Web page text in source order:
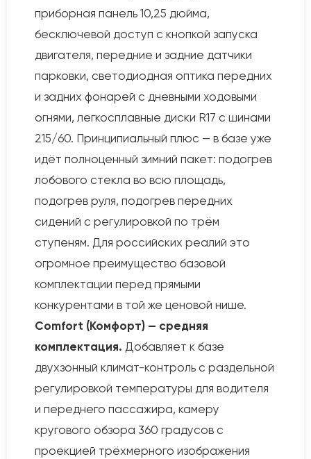
приборная панель 10,25 дюйма,
бесключевой доступ с кнопкой запуска
двигателя, передние и задние датчики
парковки, светодиодная оптика передних
и задних фонарей с дневными ходовыми
огнями, легкосплавные диски R17 с шинами
215/60. Принципиальный плюс — в базе уже
идёт полноценный зимний пакет: подогрев
лобового стекла во всю площадь,
подогрев руля, подогрев передних
сидений с регулировкой по трём
ступеням. Для российских реалий это
огромное преимущество базовой
комплектации перед прямыми
конкурентами в той же ценовой нише.
Comfort (Комфорт) — средняя
комплектация. Добавляет к базе
двухзонный климат-контроль с раздельной
регулировкой температуры для водителя
и переднего пассажира, камеру
кругового обзора 360 градусов с
проекцией трёхмерного изображения